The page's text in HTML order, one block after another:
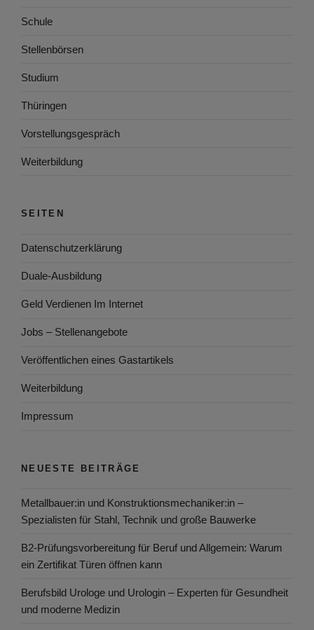
Schule
Stellenbörsen
Studium
Thüringen
Vorstellungsgespräch
Weiterbildung
SEITEN
Datenschutzerklärung
Duale-Ausbildung
Geld Verdienen Im Internet
Jobs – Stellenangebote
Veröffentlichen eines Gastartikels
Weiterbildung
Impressum
NEUESTE BEITRÄGE
Metallbauer:in und Konstruktionsmechaniker:in –
Spezialisten für Stahl, Technik und große Bauwerke
B2-Prüfungsvorbereitung für Beruf und Allgemein: Warum
ein Zertifikat Türen öffnen kann
Berufsbild Urologe und Urologin – Experten für Gesundheit
und moderne Medizin